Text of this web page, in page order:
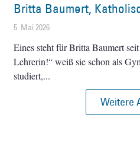
Britta Baumert,
5. Mai 2026
Eines steht für Britta Baumert
Lehrerin!“ weiß sie schon als
studiert,
Weitere